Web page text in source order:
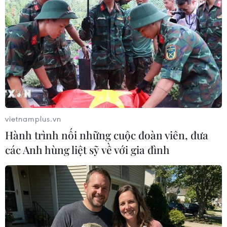
#Taxi
#Tòa án nhân dân thành phố Hà Nội
#Tử tù trốn trại
#Thọ sứt
#Lê Văn Thọ
#Nguyễn Văn Tình
#Vượt ngục
#Tin tức
#Tin tức mới nhất
#Tin tức 24h
vietnamplus.vn
Hành trình nối những cuộc đoàn viên, đưa
các Anh hùng liệt sỹ về với gia đình